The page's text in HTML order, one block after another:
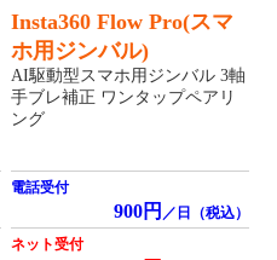
Insta360 Flow Pro(スマ
ホ用ジンバル)
AI駆動型スマホ用ジンバル 3軸
手ブレ補正 ワンタップペアリ
ング
電話受付
900円 ／日（税込）
ネット受付